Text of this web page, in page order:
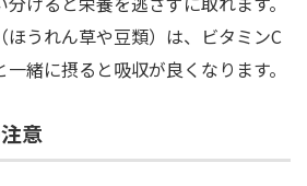
うれん草や豆類）は、ビタミンC
緒に摂ると吸収が良くなります。
意